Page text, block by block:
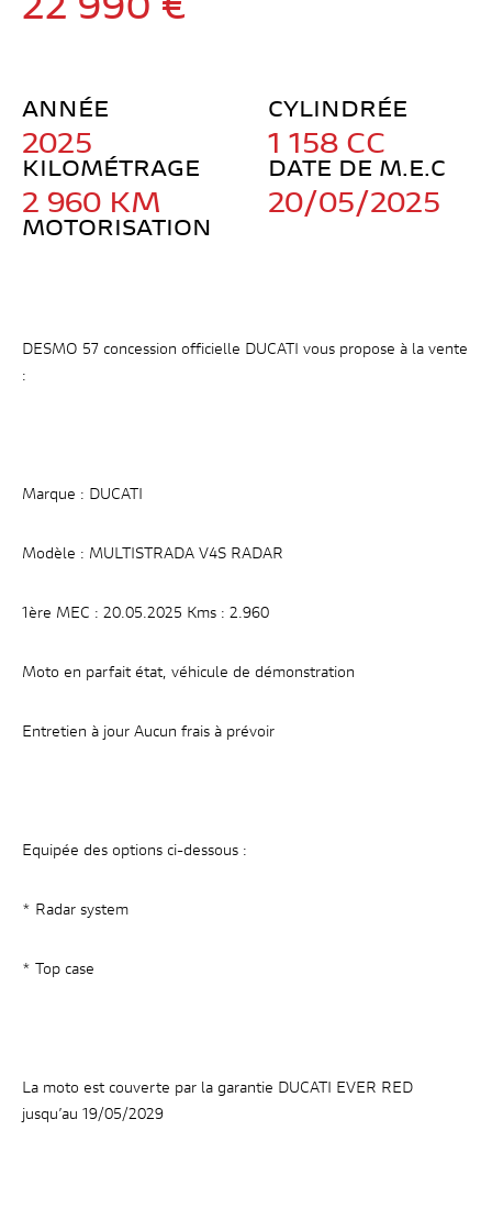
ANNÉE
2025
CYLINDRÉE
1 158 CC
KILOMÉTRAGE
2 960 KM
DATE DE M.E.C
20/05/2025
MOTORISATION
DESMO 57 concession officielle DUCATI vous propose à la vente
:
Marque : DUCATI
Modèle : MULTISTRADA V4S RADAR
1ère MEC : 20.05.2025 Kms : 2.960
Moto en parfait état, véhicule de démonstration
Entretien à jour Aucun frais à prévoir
Equipée des options ci-dessous :
* Radar system
* Top case
La moto est couverte par la garantie DUCATI EVER RED
jusqu’au 19/05/2029
fonctionnalités
disparaîtront
du site web.
comportement
personnalisés.